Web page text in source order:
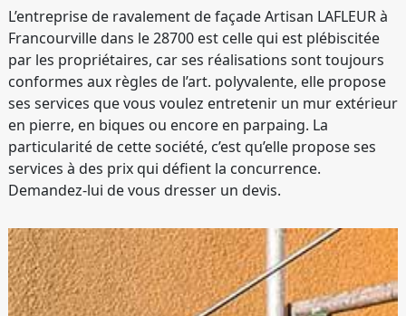
L’entreprise de ravalement de façade Artisan LAFLEUR à
Francourville dans le 28700 est celle qui est plébiscitée
par les propriétaires, car ses réalisations sont toujours
conformes aux règles de l’art. polyvalente, elle propose
ses services que vous voulez entretenir un mur extérieur
en pierre, en biques ou encore en parpaing. La
particularité de cette société, c’est qu’elle propose ses
services à des prix qui défient la concurrence.
Demandez-lui de vous dresser un devis.